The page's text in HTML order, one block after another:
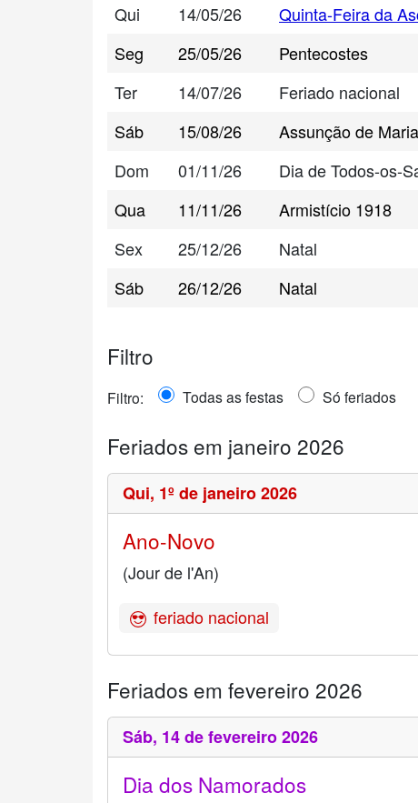
Qui 14/05/26 Quinta-Feira da
Seg 25/05/26 Pentecostes
Ter 14/07/26 Feriado nacional
Sáb 15/08/26 Assunção de Maria
Dom
01/11/26 Dia de Todos-os-
Qua
11/11/26 Armistício 1918
Sex
25/12/26 Natal
Sáb 26/12/26 Natal
Filtro
Filtro: Todas as festas Só feriados
Feriados em janeiro 2026
Qui, 1º de janeiro 2026
Ano-Novo
(Jour de l'An)
feriado nacional
Feriados em fevereiro 2026
Sáb, 14 de fevereiro 2026
Dia dos Namorados